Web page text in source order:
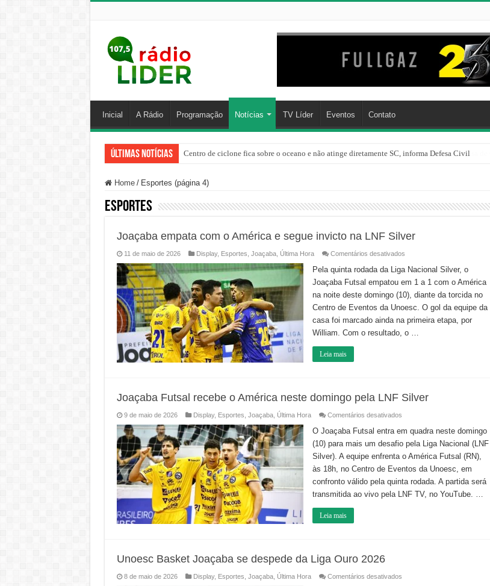
Inicial A Rádio Programação Notícias TV Líder Eventos Contato
Últimas Notícias Centro de ciclone fica sobre o oceano e não atinge diretamente SC, informa Defesa Civil
Home / Esportes (página 4)
Esportes
Joaçaba empata com o América e segue invicto na LNF Silver
11 de maio de 2026 Display, Esportes Joaçaba, Última Hora Comentários desativadosem
empata
com
o
e
invicto
na
LNF
Silver
Pela quinta rodada da Liga Nacional Silver, o
Joaçaba Futsal empatou em 1 a 1 com o América
na noite deste domingo (10), diante da torcida no
Centro de Eventos da Unoesc. O gol da equipe da
casa foi marcado ainda na primeira etapa, por
William. Com o resultado, o …
Leia mais
Joaçaba Futsal recebe o América neste domingo pela LNF Silver
9 de maio de 2026 Display, Esportes Joaçaba, Última Hora Comentários desativadosem
Futsal
recebe
o
América
neste
domingo
pela
LNF
Silver
O Joaçaba Futsal entra em quadra neste domingo
(10) para mais um desafio pela Liga Nacional (LNF
Silver). A equipe enfrenta o América Futsal (RN),
às 18h, no Centro de Eventos da Unoesc, em
confronto válido pela quinta rodada. A partida será
transmitida ao vivo pela LNF TV, no YouTube. …
Leia mais
Unoesc Basket Joaçaba se despede da Liga Ouro 2026
8 de maio de 2026 Display, Esportes Joaçaba, Última Hora Comentários desativadosem